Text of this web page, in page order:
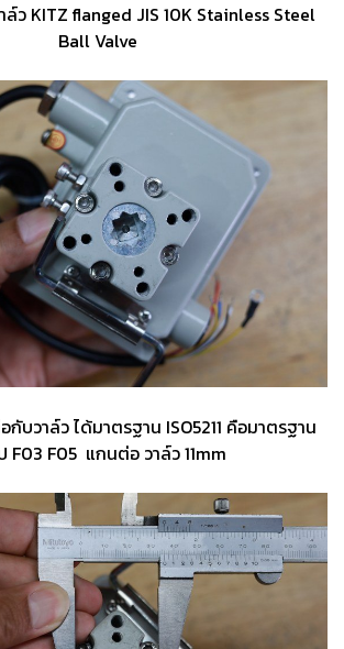
ล์ว KITZ flanged JIS 10K Stainless Steel
Ball Valve
บวาล์ว ได้มาตรฐาน ISO5211 คือมาตรฐาน
F03 F05 แกนต่อ วาล์ว 11mm